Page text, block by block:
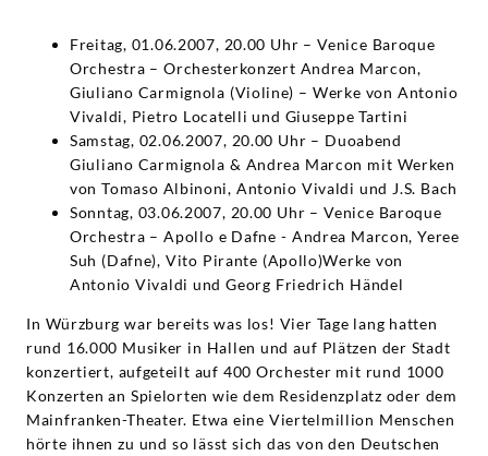
Freitag, 01.06.2007, 20.00 Uhr – Venice Baroque
Orchestra – Orchesterkonzert Andrea Marcon,
Giuliano Carmignola (Violine) – Werke von Antonio
Vivaldi, Pietro Locatelli und Giuseppe Tartini
Samstag, 02.06.2007, 20.00 Uhr – Duoabend
Giuliano Carmignola & Andrea Marcon mit Werken
von Tomaso Albinoni, Antonio Vivaldi und J.S. Bach
Sonntag, 03.06.2007, 20.00 Uhr – Venice Baroque
Orchestra – Apollo e Dafne - Andrea Marcon, Yeree
Suh (Dafne), Vito Pirante (Apollo)Werke von
Antonio Vivaldi und Georg Friedrich Händel
In Würzburg war bereits was los! Vier Tage lang hatten
rund 16.000 Musiker in Hallen und auf Plätzen der Stadt
konzertiert, aufgeteilt auf 400 Orchester mit rund 1000
Konzerten an Spielorten wie dem Residenzplatz oder dem
Mainfranken-Theater. Etwa eine Viertelmillion Menschen
hörte ihnen zu und so lässt sich das von den Deutschen